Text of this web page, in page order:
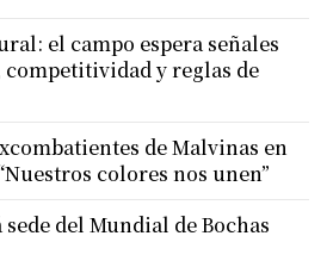
el campo espera señales
y reglas de
de Malvinas en
colores nos unen”
del Mundial de Bochas